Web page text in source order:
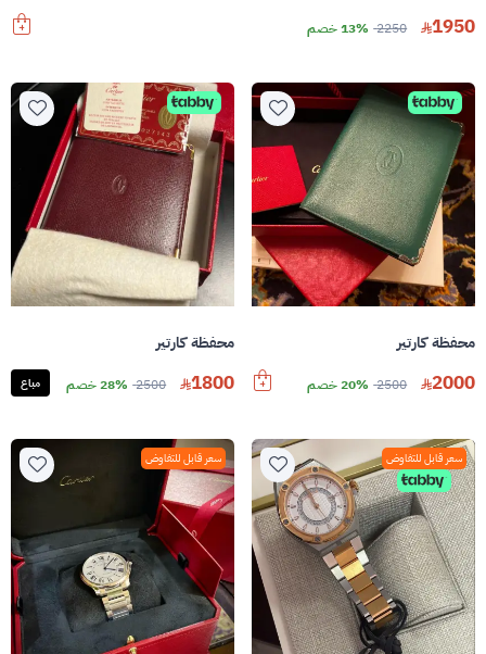
1950
2250 13% خصم
محفظة كارتير
2000
2500 20% خصم
محفظة كارتير
1800
2500 28% خصم مباع
سعر قابل للتفاوض سعر قابل للتفاوض